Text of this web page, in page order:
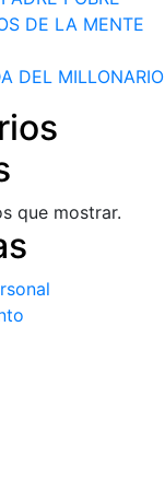
DE LA MENTE
DEL MILLONARIO
que mostrar.